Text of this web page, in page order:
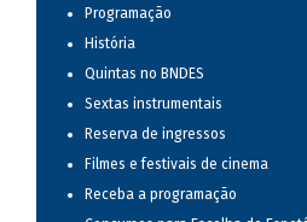
Programação
História
Quintas no BNDES
Sextas instrumentais
Reserva de ingressos
Filmes e festivais de cinema
Receba a programação